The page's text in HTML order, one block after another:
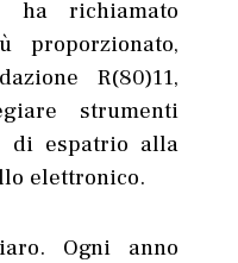
ha richiamato
R(80)11,
strumenti
di espatrio alla
elettronico.
Ogni anno